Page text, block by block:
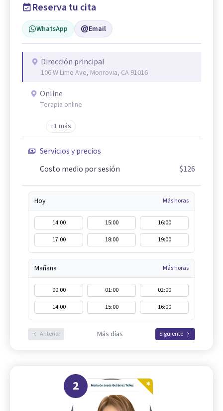
Reserva tu cita
WhatsApp Email
Dirección principal
106 W Lime Ave, Monrovia, CA 91016
Online
Terapia online
+1 más
Servicios y precios
Costo medio por sesión
$126
Hoy Más horas
14:00 15:00
16:00
17:00
18:00 19:00
Mañana Más horas
00:00 01:00
02:00
14:00
15:00 16:00
Anterior Más días Siguiente
2